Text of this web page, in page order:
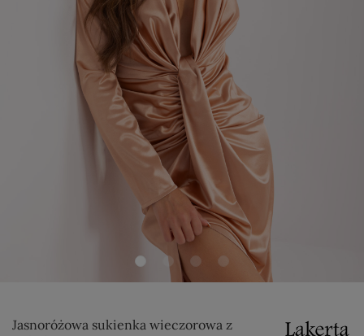
Jasnoróżowa sukienka wieczorowa z